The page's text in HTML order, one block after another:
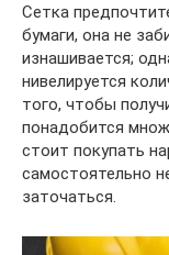
Сетка
бумаги, она не
изнашивается;
нивелируется
того, чтобы
понадобится
стоит покупать
самостоятельно
заточаться.